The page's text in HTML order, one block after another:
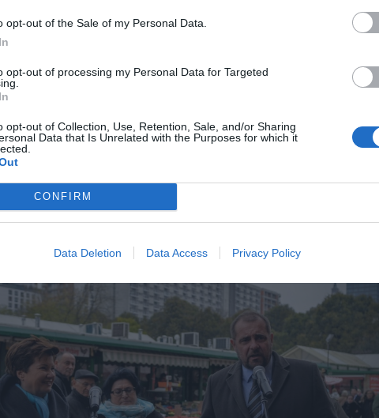
opt-out of the Sale of my Personal Data.
opt-out of processing my Personal Data for Targeted
opt-out of Collection, Use, Retention, Sale, and/or Sharing
Data that Is Unrelated with the Purposes for which it
CONFIRM
Data Deletion Data Access Privacy Policy
przecenił hit do kuchni. Air fryer tańszy aż o 150 zł, a to dopiero
2026 16:06
targowa była w odczuciu kupców dodatkowym obciążeniem finansowym.
jej pozwoli tej ogromnej rzeszy przedsiębiorców uzyskać dodatkowe
przy tak trudnym rynku sprzedaży. Dla nas szczególnie ważne jest to, że
Stowarzyszenia Kupców i Drobnej Wytwórczości.